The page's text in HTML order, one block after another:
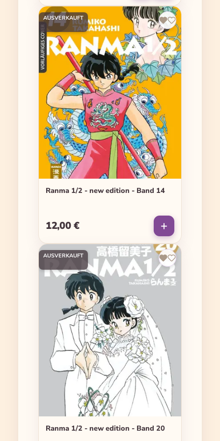
AUSVERKAUFT
Ranma 1/2 - new edition - Band 14
Regulärer Preis:
12,00 €
AUSVERKAUFT
Ranma 1/2 - new edition - Band 20